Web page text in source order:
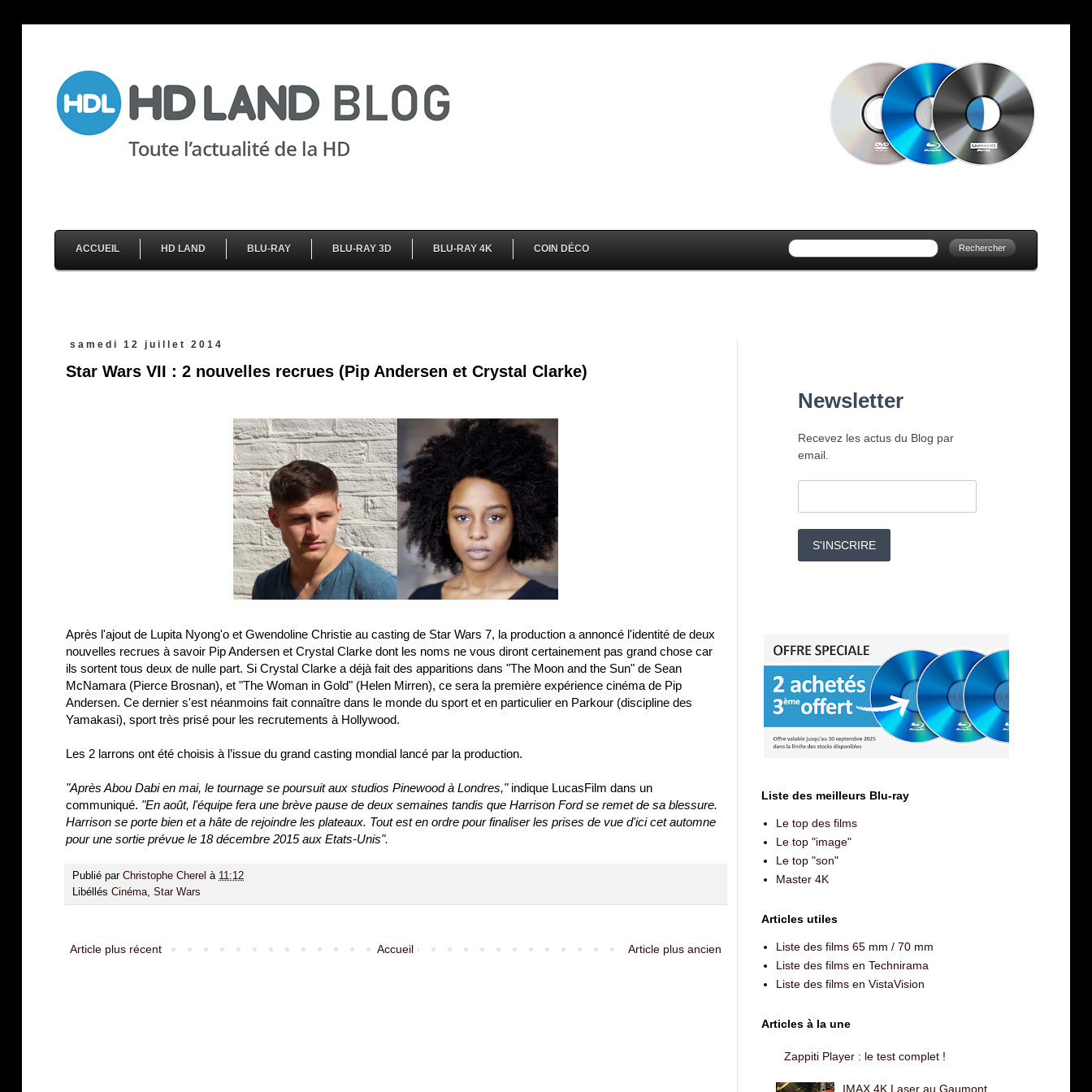
ACCUEIL HD LAND BLU-RAY BLU-RAY 3D BLU-RAY 4K COIN DÉCO
samedi 12 juillet 2014
Star Wars VII : 2 nouvelles recrues (Pip Andersen et Crystal Clarke)
Après l'ajout de Lupita Nyong'o et Gwendoline Christie au casting de Star Wars 7, la production a annoncé l'identité de deux
nouvelles recrues à savoir Pip Andersen et Crystal Clarke dont les noms ne vous diront certainement pas grand chose car
ils sortent tous deux de nulle part. Si Crystal Clarke a déjà fait des apparitions dans "The Moon and the Sun" de Sean
McNamara (Pierce Brosnan), et "The Woman in Gold" (Helen Mirren), ce sera la première expérience cinéma de Pip
Andersen. Ce dernier s'est néanmoins fait connaître dans le monde du sport et en particulier en Parkour (discipline des
Yamakasi), sport très prisé pour les recrutements à Hollywood.
Les 2 larrons ont été choisis à l’issue du grand casting mondial lancé par la production.
"Après Abou Dabi en mai, le tournage se poursuit aux studios Pinewood à Londres," indique LucasFilm dans un
communiqué. "En août, l'équipe fera une brève pause de deux semaines tandis que Harrison Ford se remet de sa blessure.
Harrison se porte bien et a hâte de rejoindre les plateaux. Tout est en ordre pour finaliser les prises de vue d'ici cet automne
pour une sortie prévue le 18 décembre 2015 aux Etats-Unis".
Publié par Christophe Cherel à 11:12
Libéllés Cinéma, Star Wars
Article plus récent Article plus ancien
Accueil
Newsletter
Recevez les actus du Blog par
email.
S'INSCRIRE
Liste des meilleurs Blu-ray
Le top des films
Le top "image"
Le top "son"
Master 4K
Articles utiles
Liste des films 65 mm / 70 mm
Liste des films en Technirama
Liste des films en VistaVision
Articles à la une
Zappiti Player : le test complet !
IMAX 4K Laser au Gaumont